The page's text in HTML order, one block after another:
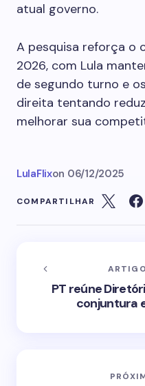
atual governo.
A pesquisa reforça o
2026, com Lula
de segundo turno e
direita tentando
melhorar sua
LulaFlixon 06/12/2025
COMPARTILHAR
PT reúne
conjuntura